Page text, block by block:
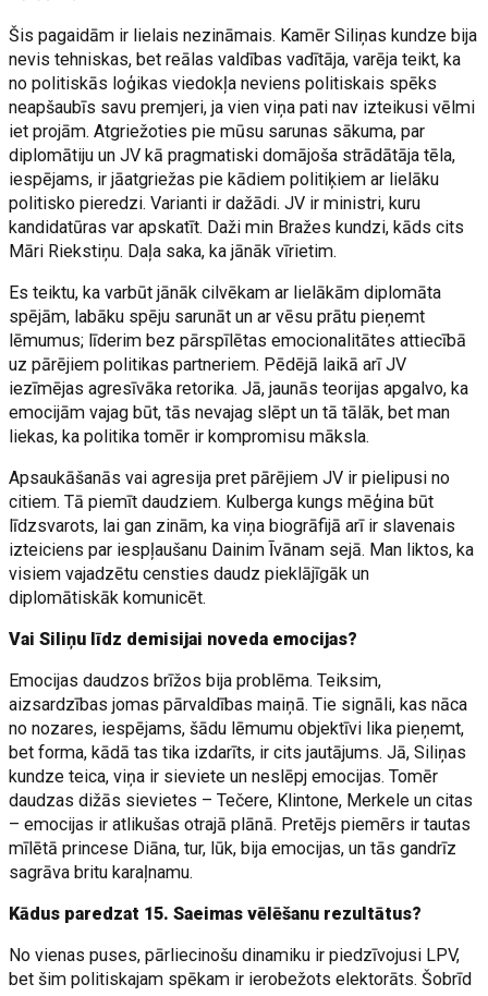
Šis pagaidām ir lielais nezināmais. Kamēr Siliņas kundze bija
nevis tehniskas, bet reālas valdības vadītāja, varēja teikt, ka
no politiskās loģikas viedokļa neviens politiskais spēks
neapšaubīs savu premjeri, ja vien viņa pati nav izteikusi vēlmi
iet projām. Atgriežoties pie mūsu sarunas sākuma, par
diplomātiju un JV kā pragmatiski domājoša strādātāja tēla,
iespējams, ir jāatgriežas pie kādiem politiķiem ar lielāku
politisko pieredzi. Varianti ir dažādi. JV ir ministri, kuru
kandidatūras var apskatīt. Daži min Bražes kundzi, kāds cits
Māri Riekstiņu. Daļa saka, ka jānāk vīrietim.
Es teiktu, ka varbūt jānāk cilvēkam ar lielākām diplomāta
spējām, labāku spēju sarunāt un ar vēsu prātu pieņemt
lēmumus; līderim bez pārspīlētas emocionalitātes attiecībā
uz pārējiem politikas partneriem. Pēdējā laikā arī JV
iezīmējas agresīvāka retorika. Jā, jaunās teorijas apgalvo, ka
emocijām vajag būt, tās nevajag slēpt un tā tālāk, bet man
liekas, ka politika tomēr ir kompromisu māksla.
Apsaukāšanās vai agresija pret pārējiem JV ir pielipusi no
citiem. Tā piemīt daudziem. Kulberga kungs mēģina būt
līdzsvarots, lai gan zinām, ka viņa biogrāfijā arī ir slavenais
izteiciens par iespļaušanu Dainim Īvānam sejā. Man liktos, ka
visiem vajadzētu censties daudz pieklājīgāk un
diplomātiskāk komunicēt.
Vai Siliņu līdz demisijai noveda emocijas?
Emocijas daudzos brīžos bija problēma. Teiksim,
aizsardzības jomas pārvaldības maiņā. Tie signāli, kas nāca
no nozares, iespējams, šādu lēmumu objektīvi lika pieņemt,
bet forma, kādā tas tika izdarīts, ir cits jautājums. Jā, Siliņas
kundze teica, viņa ir sieviete un neslēpj emocijas. Tomēr
daudzas dižās sievietes – Tečere, Klintone, Merkele un citas
– emocijas ir atlikušas otrajā plānā. Pretējs piemērs ir tautas
mīlētā princese Diāna, tur, lūk, bija emocijas, un tās gandrīz
sagrāva britu karaļnamu.
Kādus paredzat 15. Saeimas vēlēšanu rezultātus?
No vienas puses, pārliecinošu dinamiku ir piedzīvojusi LPV,
bet šim politiskajam spēkam ir ierobežots elektorāts. Šobrīd